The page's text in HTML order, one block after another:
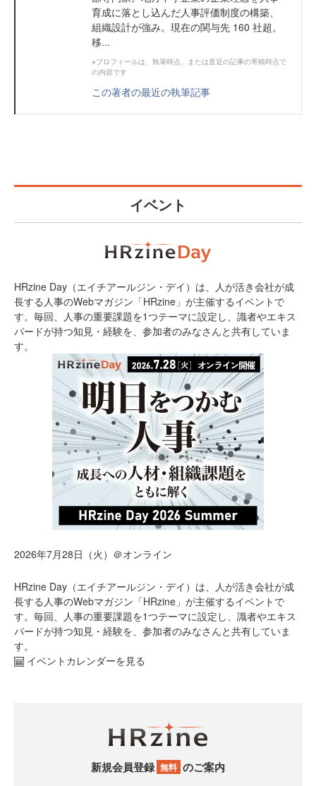
育成に落とし込んだ人事評価制度の構築、
組織設計が強み。現在の関与先 160 社超。
移...
※プロフィールは、執筆時点、または直近の記事の寄稿時点で
の内容です
この著者の最近の執筆記事
イベント
HRzine Day（エイチアールジン・デイ）は、人が活き会社が成
長する人事のWebマガジン「HRzine」が主催するイベントで
す。毎回、人事の重要課題を1つテーマに設定し、識者やエキス
パードが持つ知見・経験を、参加者のみなさんと共有していま
す。
2026年7月28日（火）＠オンライン
HRzine Day（エイチアールジン・デイ）は、人が活き会社が成
長する人事のWebマガジン「HRzine」が主催するイベントで
す。毎回、人事の重要課題を1つテーマに設定し、識者やエキス
パードが持つ知見・経験を、参加者のみなさんと共有していま
す。
イベントカレンダーを見る
新規会員登録 無料 のご案内